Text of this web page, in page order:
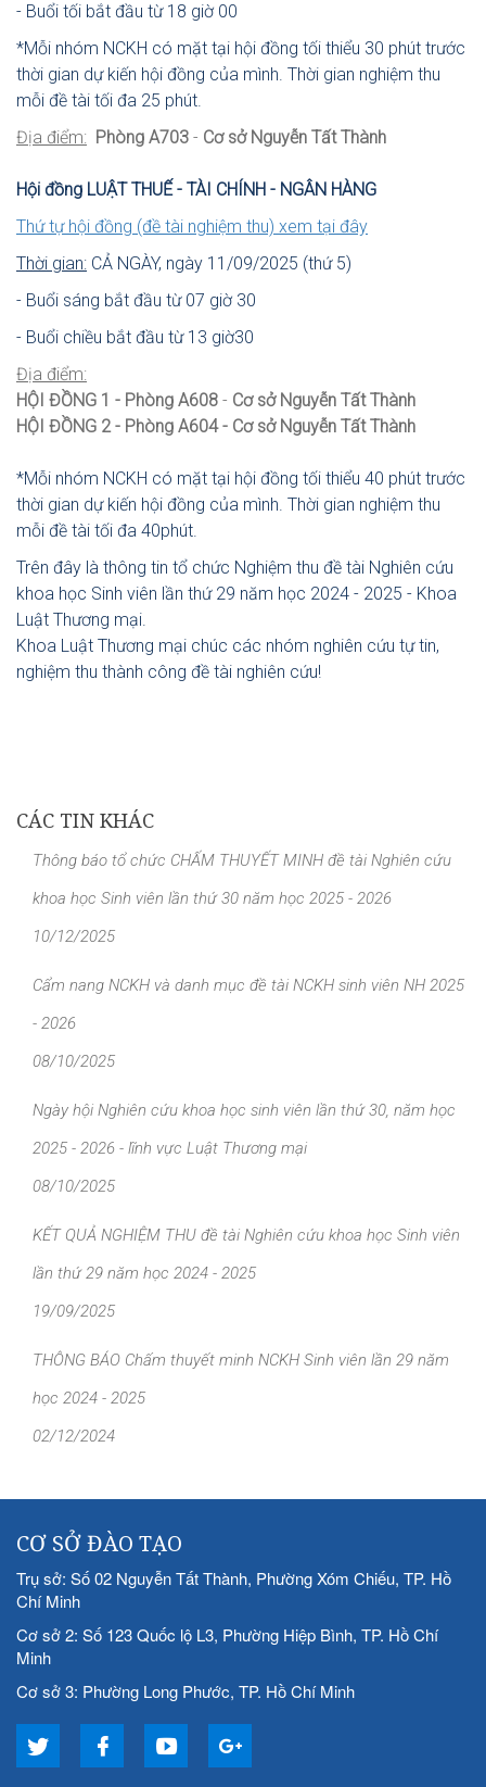
- Buổi tối bắt đầu từ 18 giờ 00
*Mỗi nhóm NCKH có mặt tại hội đồng tối thiểu 30 phút trước
thời gian dự kiến hội đồng của mình. Thời gian nghiệm thu
mỗi đề tài tối đa 25 phút.
Địa điểm: Phòng A703 - Cơ sở Nguyễn Tất Thành
Hội đồng LUẬT THUẾ - TÀI CHÍNH - NGÂN HÀNG
Thứ tự hội đồng (đề tài nghiệm thu) xem tại đây
Thời gian: CẢ NGÀY, ngày 11/09/2025 (thứ 5)
- Buổi sáng bắt đầu từ 07 giờ 30
- Buổi chiều bắt đầu từ 13 giờ30
Địa điểm:
HỘI ĐỒNG 1 - Phòng A608 - Cơ sở Nguyễn Tất Thành
HỘI ĐỒNG 2 - Phòng A604- Cơ sở Nguyễn Tất Thành
*Mỗi nhóm NCKH có mặt tại hội đồng tối thiểu 40 phút trước
thời gian dự kiến hội đồng của mình. Thời gian nghiệm thu
mỗi đề tài tối đa 40phút.
Trên đây là thông tin tổ chức Nghiệm thu đề tài Nghiên cứu
khoa học Sinh viên lần thứ 29 năm học 2024 - 2025 - Khoa
Luật Thương mại.
Khoa Luật Thương mại chúc các nhóm nghiên cứu tự tin,
nghiệm thu thành công đề tài nghiên cứu!
CÁC TIN KHÁC
Thông báo tổ chức CHẤM THUYẾT MINH đề tài Nghiên cứu
khoa học Sinh viên lần thứ 30 năm học 2025 - 2026
10/12/2025
Cẩm nang NCKH và danh mục đề tài NCKH sinh viên NH 2025
- 2026
08/10/2025
Ngày hội Nghiên cứu khoa học sinh viên lần thứ 30, năm học
2025 - 2026 - lĩnh vực Luật Thương mại
08/10/2025
KẾT QUẢ NGHIỆM THU đề tài Nghiên cứu khoa học Sinh viên
lần thứ 29 năm học 2024 - 2025
19/09/2025
THÔNG BÁO Chấm thuyết minh NCKH Sinh viên lần 29 năm
học 2024 - 2025
02/12/2024
CƠ SỞ ĐÀO TẠO
Trụ sở: Số 02 Nguyễn Tất Thành, Phường Xóm Chiếu, TP. Hồ
Chí Minh
Cơ sở 2: Số 123 Quốc lộ L3, Phường Hiệp Bình, TP. Hồ Chí
Minh
Cơ sở 3: Phường Long Phước, TP. Hồ Chí Minh